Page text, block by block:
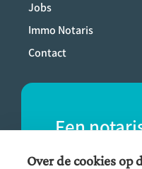
Jobs
Immo Notaris
Contact
Een
Vind eenvoudig
Over de cookies op